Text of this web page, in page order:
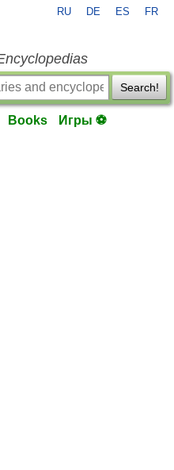
RU DE ES FR
Search!
Books Игры ⚽